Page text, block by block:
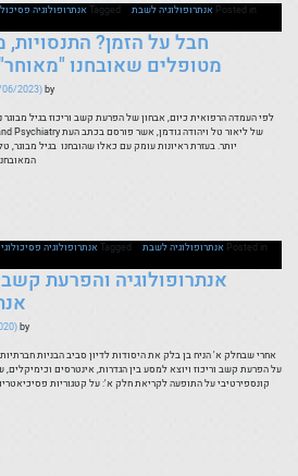
Posted in אנתרופולוגיה לשבת Taggedאנתרופולוגיה
חבל על הזמן?
מטופלים שאובחנו
2023)by
לפי העמדה הרפואית כיום, אבחון של הפרעת קשב וריכוז בגיל
יותר. בעזרת ראיונות עומק עם כאלו שהובחנו בגיל
Posted in אנתרופולוגיה לשבת Taggedאנתרופולוגיה
אנתרופולוגיה והפרעת
by
אחרי שבחלק א' הניח בן בלק את היסודות לדיון סביב הבניות
על הפרעת קשב וריכוז ויוצא למסע בין הגדרות, אינטרסים
קונספירטיבי על התופעה לקריאת חלק א': על קטגוריות